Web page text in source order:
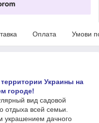
Оплата Умови
Украины на
городе!
вид садовой
отдыха всей семьи.
украшением дачного